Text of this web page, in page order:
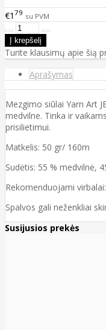
€1 79 su PVM
Turite klausimų apie šią
Aprašymas
Mezgimo siūlai Yarn Art
medvilne. Tinka ir
prisilietimui.
Matkelis: 50 gr/ 160m
Sudėtis: 55 % medvilnė,
Rekomenduojami
Spalvos gali neženkliai
Susijusios prekės